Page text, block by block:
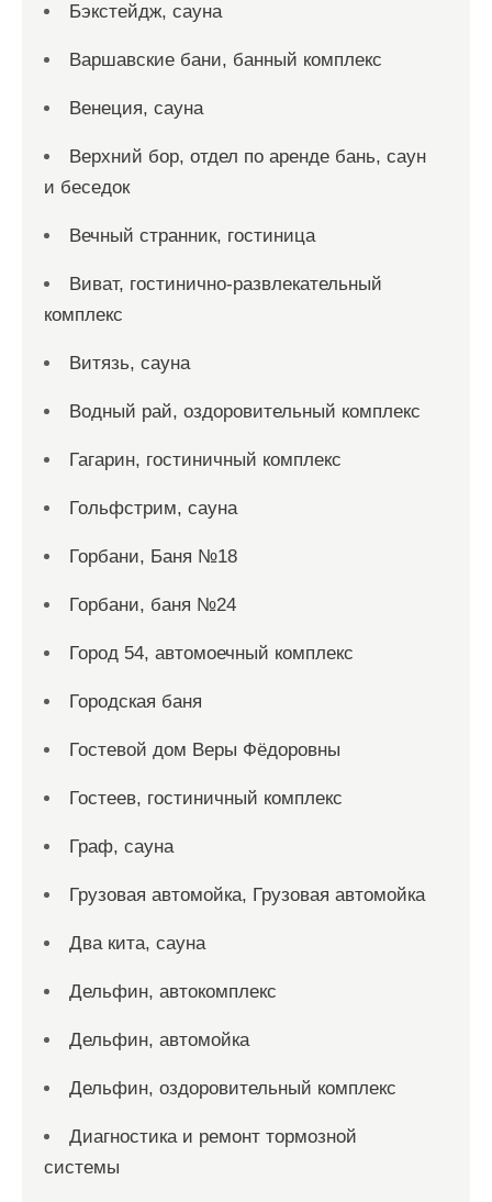
Бэкстейдж, сауна
Варшавские бани, банный комплекс
Венеция, сауна
Верхний бор, отдел по аренде бань, саун
и беседок
Вечный странник, гостиница
Виват, гостинично-развлекательный
комплекс
Витязь, сауна
Водный рай, оздоровительный комплекс
Гагарин, гостиничный комплекс
Гольфстрим, сауна
Горбани, Баня №18
Горбани, баня №24
Город 54, автомоечный комплекс
Городская баня
Гостевой дом Веры Фёдоровны
Гостеев, гостиничный комплекс
Граф, сауна
Грузовая автомойка, Грузовая автомойка
Два кита, сауна
Дельфин, автокомплекс
Дельфин, автомойка
Дельфин, оздоровительный комплекс
Диагностика и ремонт тормозной
системы